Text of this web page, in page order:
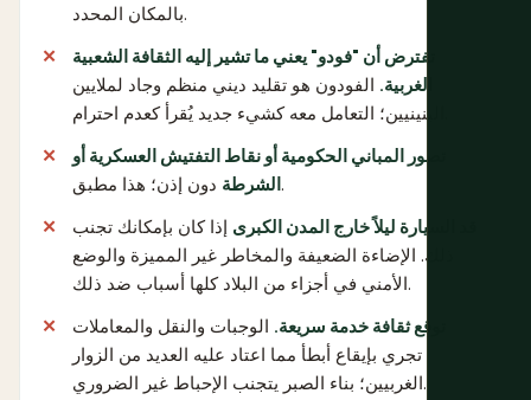
بالمكان المحدد.
تفترض أن "فودو" يعني ما تشير إليه الثقافة الشعبية
الغربية. الفودون هو تقليد ديني منظم وجاد لملايين
تصور المباني الحكومية أو نقاط التفتيش العسكرية أو
الشرطةدون إذن؛ هذا مطبق.
قد السيارة ليلاً خارج المدن الكبرى إذا كان بإمكانك تجنب
ذلك. الإضاءة الضعيفة والمخاطر غير المميزة والوضع
الأمني في أجزاء من البلاد كلها أسباب ضد ذلك.
توقع ثقافة خدمة سريعة. الوجبات والنقل والمعاملات
تجري بإيقاع أبطأ مما اعتاد عليه العديد من الزوار
الغربيين؛ بناء الصبر يتجنب الإحباط غير الضروري.